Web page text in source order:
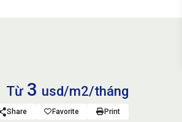
Từ3 usd/m2/tháng
Share Favorite Print